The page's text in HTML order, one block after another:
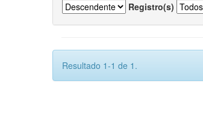
Registro(s)
Resultado 1-1 de 1.